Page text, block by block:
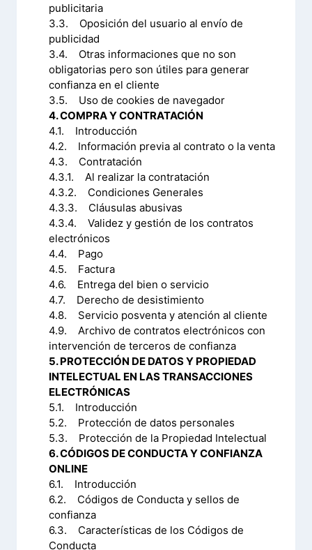
publicitaria
3.3. Oposición del usuario al envío de
publicidad
3.4. Otras informaciones que no son
obligatorias pero son útiles para generar
confianza en el cliente
3.5. Uso de cookies de navegador
4. COMPRA Y CONTRATACIÓN
4.1. Introducción
4.2. Información previa al contrato o la venta
4.3. Contratación
4.3.1. Al realizar la contratación
4.3.2. Condiciones Generales
4.3.3. Cláusulas abusivas
4.3.4. Validez y gestión de los contratos
electrónicos
4.4. Pago
4.5. Factura
4.6. Entrega del bien o servicio
4.7. Derecho de desistimiento
4.8. Servicio posventa y atención al cliente
4.9. Archivo de contratos electrónicos con
intervención de terceros de confianza
5. PROTECCIÓN DE DATOS Y PROPIEDAD
INTELECTUAL EN LAS TRANSACCIONES
ELECTRÓNICAS
5.1. Introducción
5.2. Protección de datos personales
5.3. Protección de la Propiedad Intelectual
6. CÓDIGOS DE CONDUCTA Y CONFIANZA
ONLINE
6.1. Introducción
6.2. Códigos de Conducta y sellos de
confianza
6.3. Características de los Códigos de
Conducta